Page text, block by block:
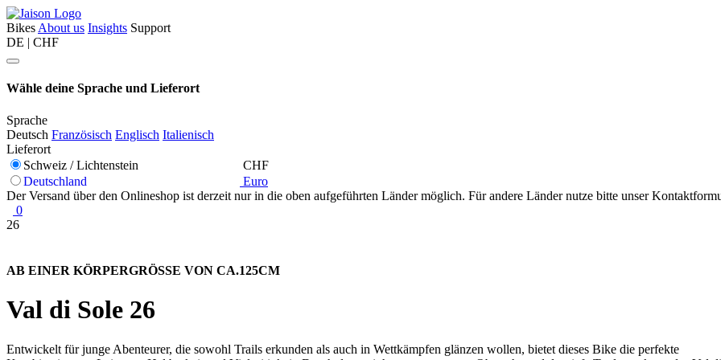
Bikes About us Insights Support
DE | CHF
Wähle deine Sprache und Lieferort
Sprache
Deutsch Französisch Englisch Italienisch
Lieferort
Schweiz / Lichtenstein
CHF
Deutschland
Euro
Der Versand über den Onlineshop ist derzeit nur in die oben aufgeführten Länder möglich. Für andere Länder nutze bitte unser
0
26
AB EINER KÖRPERGRÖSSE VON CA.125CM
Val di Sole 26
Entwickelt für junge Abenteurer, die sowohl Trails erkunden als auch in Wettkämpfen glänzen wollen, bietet dieses Bike die perfekte